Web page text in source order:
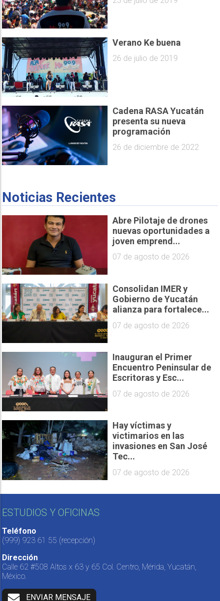
Verano Ke buena
26 de julio de 2019
Cadena RASA Yucatán
presenta su nueva
programación
26 de diciembre de 2022
Noticias Recientes
Abre Pilotaje de drones
nuevas oportunidades a
joven emprend...
07 de agosto de 2026
Consolidan IMER y
Gobierno de Yucatán
alianza para fortalece...
07 de agosto de 2026
Inauguran el Primer
Encuentro Peninsular de
Escritoras y Esc...
07 de agosto de 2026
Hay víctimas y
victimarios en las
invasiones en San José
Tec...
07 de agosto de 2026
ESTUDIOS Y OFICINAS
Teléfono
(999) 923 61 55 (recepción)
Dirección
Calle 62 #508 Altos x 63 y 65 Col. Centro, Mérida, Yucatán,
México.
ENVIAR MENSAJE